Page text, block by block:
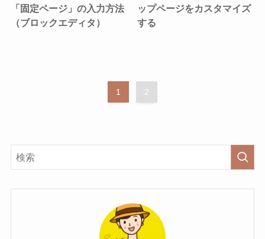
「固定ページ」の入力方法
（ブロックエディタ）
ップページをカスタマイズ
する
1 2